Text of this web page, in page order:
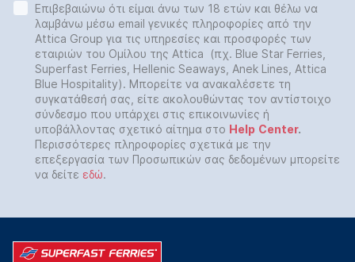
Επιβεβαιώνω ότι είμαι άνω των 18 ετών και θέλω να
λαμβάνω μέσω email γενικές πληροφορίες από την
Attica Group για τις υπηρεσίες και προσφορές των
εταιριών του Ομίλου της Attica (πχ. Blue Star Ferries,
Superfast Ferries, Hellenic Seaways, Anek Lines, Attica
Blue Hospitality). Μπορείτε να ανακαλέσετε τη
συγκατάθεσή σας, είτε ακολουθώντας τον αντίστοιχο
σύνδεσμο που υπάρχει στις επικοινωνίες ή
υποβάλλοντας σχετικό αίτημα στο Help Center.
Περισσότερες πληροφορίες σχετικά με την
επεξεργασία των Προσωπικών σας δεδομένων μπορείτε
να δείτε εδώ.